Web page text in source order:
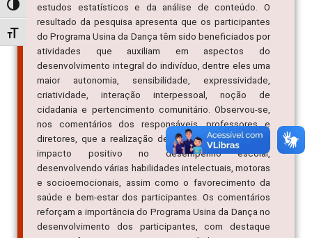
Alternar alto contraste
Alternar tamanho da fonte
estudos estatísticos e da análise de conteúdo. O
resultado da pesquisa apresenta que os participantes
do Programa Usina da Dança têm sido beneficiados por
atividades que auxiliam em aspectos do
desenvolvimento integral do indivíduo, dentre eles uma
maior autonomia, sensibilidade, expressividade,
criatividade, interação interpessoal, noção de
cidadania e pertencimento comunitário. Observou-se,
nos comentários dos responsáveis, professores e
diretores, que a realização de práticas artísticas tem
impacto positivo no desempenho escolar,
desenvolvendo várias habilidades intelectuais, motoras
e socioemocionais, assim como o favorecimento da
saúde e bem-estar dos participantes. Os comentários
reforçam a importância do Programa Usina da Dança no
desenvolvimento dos participantes, com destaque